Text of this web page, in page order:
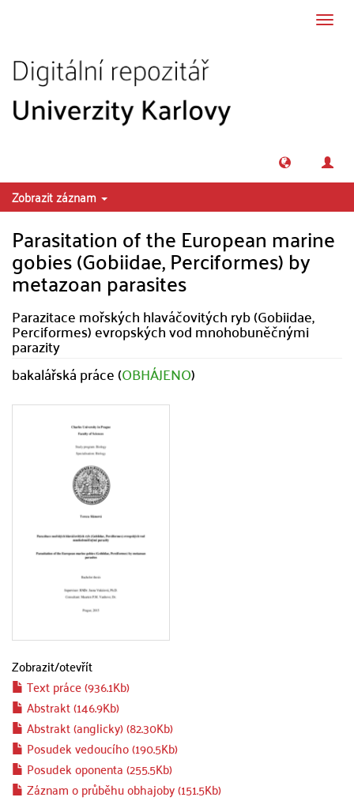
Zobrazit záznam
Parasitation of the European marine
gobies (Gobiidae, Perciformes) by
metazoan parasites
Parazitace mořských hlaváčovitých ryb (Gobiidae,
Perciformes) evropských vod mnohobuněčnými
parazity
bakalářská práce (OBHÁJENO)
Zobrazit/otevřít
Text práce (936.1Kb)
Abstrakt (146.9Kb)
Abstrakt (anglicky) (82.30Kb)
Posudek vedoucího (190.5Kb)
Posudek oponenta (255.5Kb)
Záznam o průběhu obhajoby (151.5Kb)